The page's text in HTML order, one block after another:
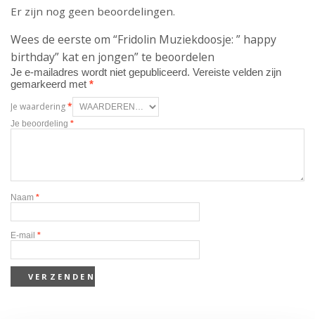
Er zijn nog geen beoordelingen.
Wees de eerste om “Fridolin Muziekdoosje: ” happy
birthday” kat en jongen” te beoordelen
Je e-mailadres wordt niet gepubliceerd. Vereiste velden zijn
gemarkeerd met *
Je waardering*
Je beoordeling *
Naam *
E-mail *